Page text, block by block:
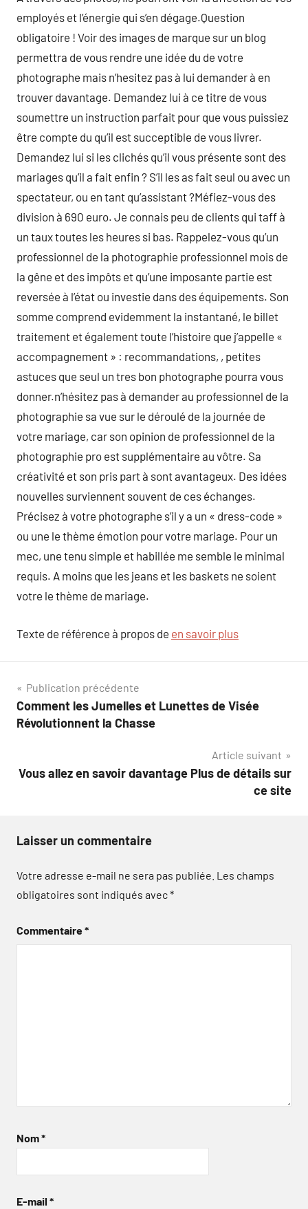
employés et l’énergie qui s’en dégage.Question
obligatoire ! Voir des images de marque sur un blog
permettra de vous rendre une idée du de votre
photographe mais n’hesitez pas à lui demander à en
trouver davantage. Demandez lui à ce titre de vous
soumettre un instruction parfait pour que vous puissiez
être compte du qu’il est succeptible de vous livrer.
Demandez lui si les clichés qu’il vous présente sont des
mariages qu’il a fait enfin ? S’il les as fait seul ou avec un
spectateur, ou en tant qu’assistant ?Méfiez-vous des
division à 690 euro. Je connais peu de clients qui taff à
un taux toutes les heures si bas. Rappelez-vous qu’un
professionnel de la photographie professionnel mois de
la gêne et des impôts et qu’une imposante partie est
reversée à l’état ou investie dans des équipements. Son
somme comprend evidemment la instantané, le billet
traitement et également toute l’histoire que j’appelle «
accompagnement » : recommandations, , petites
astuces que seul un tres bon photographe pourra vous
donner.n’hésitez pas à demander au professionnel de la
photographie sa vue sur le déroulé de la journée de
votre mariage, car son opinion de professionnel de la
photographie pro est supplémentaire au vôtre. Sa
créativité et son pris part à sont avantageux. Des idées
nouvelles surviennent souvent de ces échanges.
Précisez à votre photographe s’il y a un « dress-code »
ou une le thème émotion pour votre mariage. Pour un
mec, une tenu simple et habillée me semble le minimal
requis. A moins que les jeans et les baskets ne soient
votre le thème de mariage.
Texte de référence à propos de en savoir plus
Navigation
de
Publication précédente
Comment les Jumelles et Lunettes de Visée
Révolutionnent la Chasse
Article suivant
Vous allez en savoir davantage Plus de détails sur
ce site
Laisser un commentaire
Votre adresse e-mail ne sera pas publiée. Les champs
obligatoires sont indiqués avec*
Commentaire*
Nom*
E-mail *